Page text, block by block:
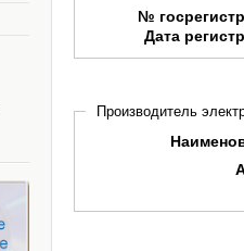
№
Дата
Производитель